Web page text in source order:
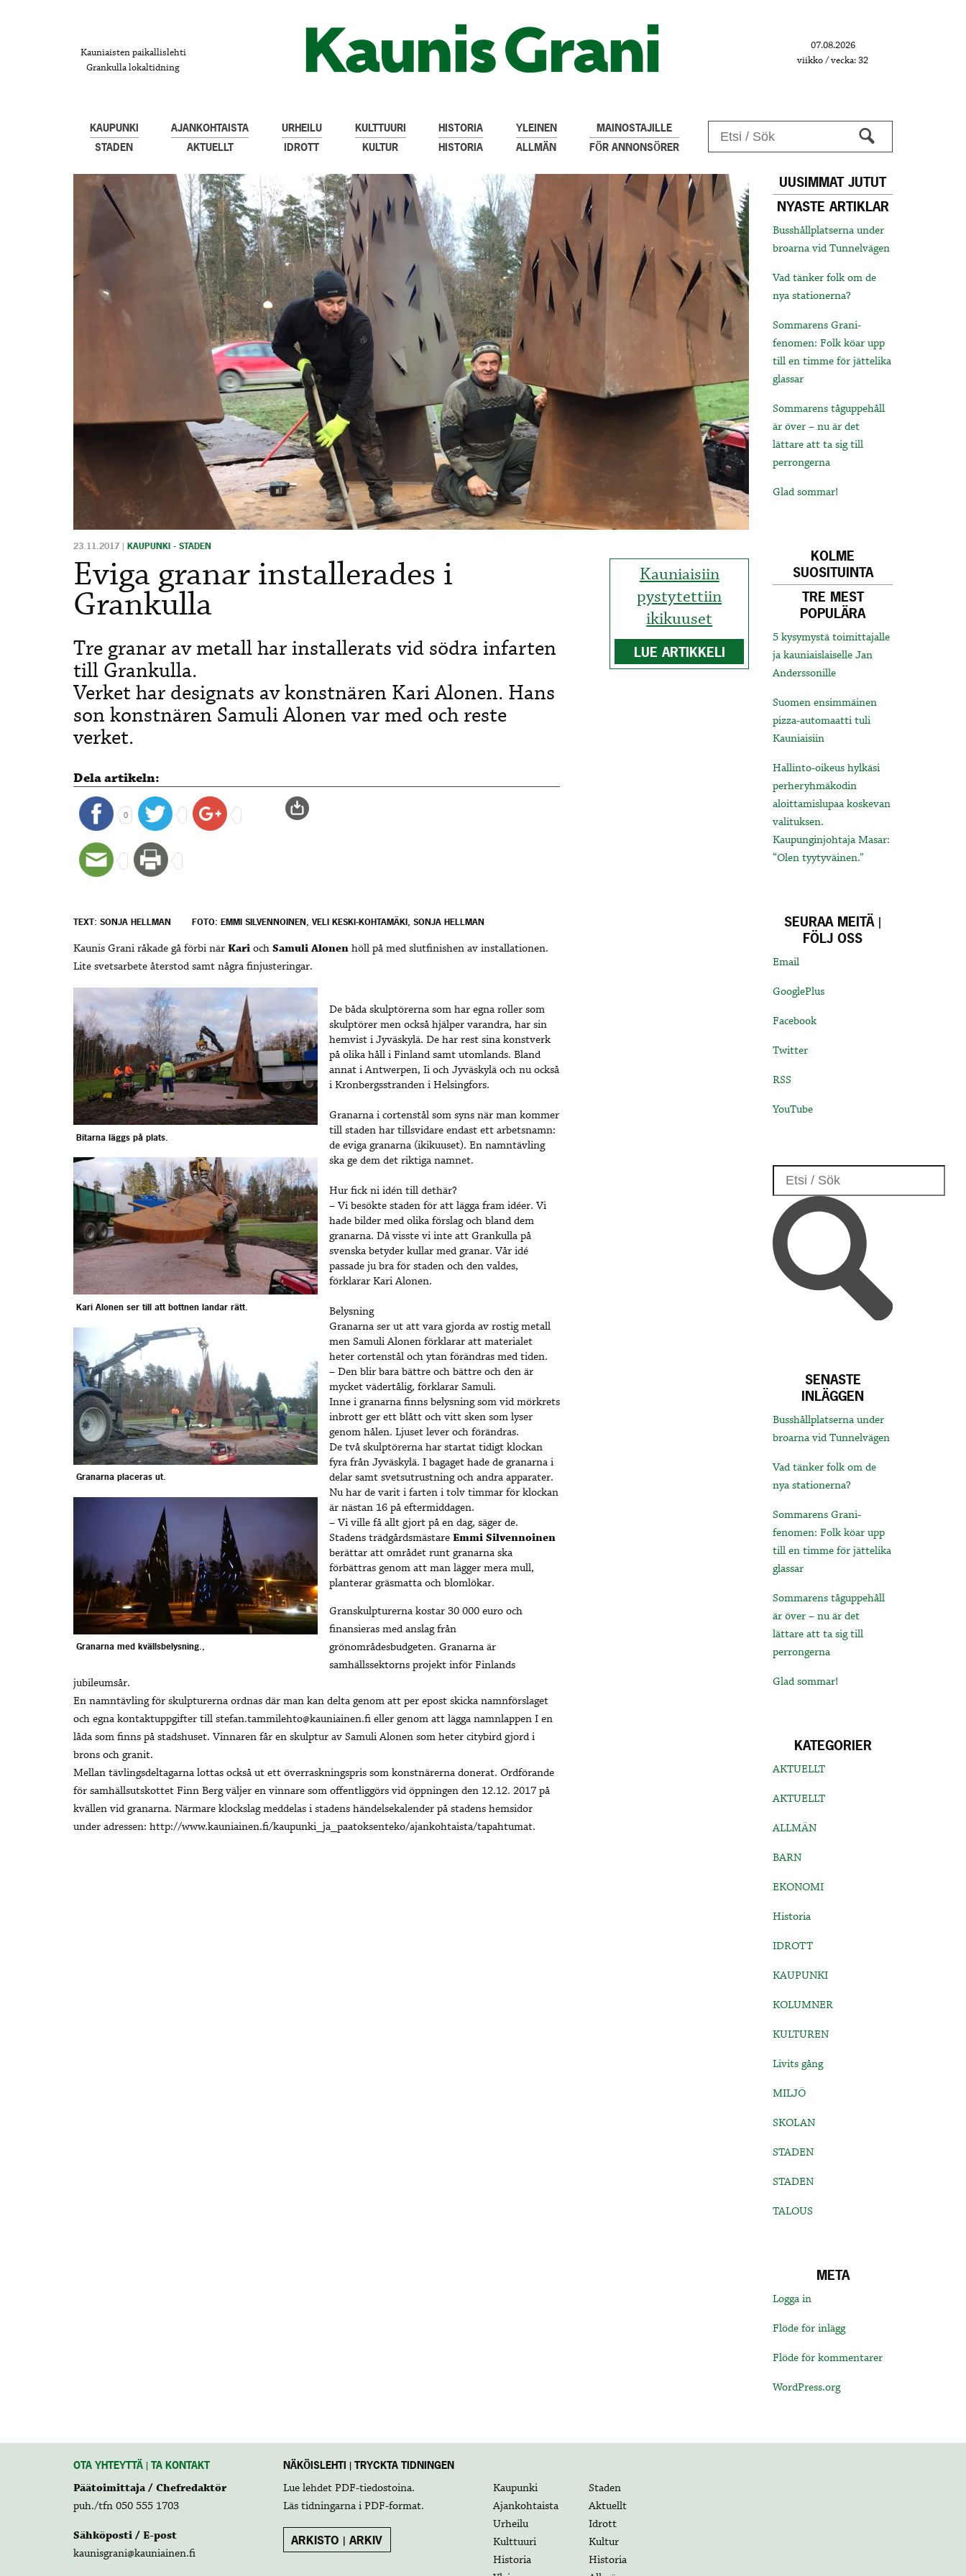
Kauniaisten paikallislehti
Grankulla lokaltidning
07.08.2026
viikko / vecka: 32
KAUPUNKI
STADEN
AJANKOHTAISTA
AKTUELLT
URHEILU
IDROTT
KULTTUURI
KULTUR
HISTORIA
HISTORIA
YLEINEN
ALLMÄN
MAINOSTAJILLE
FÖR ANNONSÖRER
Kauniaisiin
pystytettiin
ikikuuset
LUE ARTIKKELI
23.11.2017 | KAUPUNKI - STADEN
Eviga granar installerades i
Grankulla
Tre granar av metall har installerats vid södra infarten
till Grankulla.
Verket har designats av konstnären Kari Alonen. Hans
son konstnären Samuli Alonen var med och reste
verket.
Dela artikeln:
0
TEXT: SONJA HELLMAN FOTO: EMMI SILVENNOINEN, VELI KESKI-KOHTAMÄKI, SONJA HELLMAN
Kaunis Grani råkade gå förbi när Kari och Samuli Alonen höll på med slutfinishen av installationen.
Lite svetsarbete återstod samt några finjusteringar.
Bitarna läggs på plats.
De båda skulptörerna som har egna roller som
skulptörer men också hjälper varandra, har sin
hemvist i Jyväskylä. De har rest sina konstverk
på olika håll i Finland samt utomlands. Bland
annat i Antwerpen, Ii och Jyväskylä och nu också
i Kronbergsstranden i Helsingfors.
Kari Alonen ser till att bottnen landar rätt.
Granarna i cortenstål som syns när man kommer
till staden har tillsvidare endast ett arbetsnamn:
de eviga granarna (ikikuuset). En namntävling
ska ge dem det riktiga namnet.
Granarna placeras ut.
Hur fick ni idén till dethär?
– Vi besökte staden för att lägga fram idéer. Vi
hade bilder med olika förslag och bland dem
granarna. Då visste vi inte att Grankulla på
svenska betyder kullar med granar. Vår idé
passade ju bra för staden och den valdes,
förklarar Kari Alonen.
Granarna med kvällsbelysning.,
Belysning
Granarna ser ut att vara gjorda av rostig metall
men Samuli Alonen förklarar att materialet
heter cortenstål och ytan förändras med tiden.
– Den blir bara bättre och bättre och den är
mycket vädertålig, förklarar Samuli.
Inne i granarna finns belysning som vid mörkrets
inbrott ger ett blått och vitt sken som lyser
genom hålen. Ljuset lever och förändras.
De två skulptörerna har startat tidigt klockan
fyra från Jyväskylä. I bagaget hade de granarna i
delar samt svetsutrustning och andra apparater.
Nu har de varit i farten i tolv timmar för klockan
är nästan 16 på eftermiddagen.
– Vi ville få allt gjort på en dag, säger de.
Stadens trädgårdsmästare Emmi Silvennoinen
berättar att området runt granarna ska
förbättras genom att man lägger mera mull,
planterar gräsmatta och blomlökar.
Granskulpturerna kostar 30 000 euro och
finansieras med anslag från
grönområdesbudgeten. Granarna är
samhällssektorns projekt inför Finlands
jubileumsår.
En namntävling för skulpturerna ordnas där man kan delta genom att per epost skicka namnförslaget
och egna kontaktuppgifter till stefan.tammilehto@kauniainen.fi eller genom att lägga namnlappen I en
låda som finns på stadshuset. Vinnaren får en skulptur av Samuli Alonen som heter citybird gjord i
brons och granit.
Mellan tävlingsdeltagarna lottas också ut ett överraskningspris som konstnärerna donerat. Ordförande
för samhällsutskottet Finn Berg väljer en vinnare som offentliggörs vid öppningen den 12.12. 2017 på
kvällen vid granarna. Närmare klockslag meddelas i stadens händelsekalender på stadens hemsidor
under adressen: http://www.kauniainen.fi/kaupunki_ja_paatoksenteko/ajankohtaista/tapahtumat.
UUSIMMAT JUTUT
NYASTE ARTIKLAR
Busshållplatserna under
broarna vid Tunnelvägen
Vad tänker folk om de
nya stationerna?
Sommarens Grani-
fenomen: Folk köar upp
till en timme för jättelika
glassar
Sommarens tåguppehåll
är över – nu är det
lättare att ta sig till
perrongerna
Glad sommar!
KOLME
SUOSITUINTA
TRE MEST
POPULÄRA
5 kysymystä toimittajalle
ja kauniaislaiselle Jan
Anderssonille
Suomen ensimmäinen
pizza-automaatti tuli
Kauniaisiin
Hallinto-oikeus hylkäsi
perheryhmäkodin
aloittamislupaa koskevan
valituksen.
Kaupunginjohtaja Masar:
“Olen tyytyväinen.”
SEURAA MEITÄ |
FÖLJ OSS
Email
GooglePlus
Facebook
Twitter
RSS
YouTube
SENASTE
INLÄGGEN
Busshållplatserna under
broarna vid Tunnelvägen
Vad tänker folk om de
nya stationerna?
Sommarens Grani-
fenomen: Folk köar upp
till en timme för jättelika
glassar
Sommarens tåguppehåll
är över – nu är det
lättare att ta sig till
perrongerna
Glad sommar!
KATEGORIER
AKTUELLT
AKTUELLT
ALLMÄN
BARN
EKONOMI
Historia
IDROTT
KAUPUNKI
KOLUMNER
KULTUREN
Livits gång
MILJÖ
SKOLAN
STADEN
STADEN
TALOUS
META
Logga in
Flöde för inlägg
Flöde för kommentarer
WordPress.org
OTA YHTEYTTÄ | TA KONTAKT
Päätoimittaja / Chefredaktör
puh./tfn 050 555 1703
Sähköposti / E-post
kaunisgrani@kauniainen.fi
NÄKÖISLEHTI | TRYCKTA TIDNINGEN
Lue lehdet PDF-tiedostoina.
Läs tidningarna i PDF-format.
ARKISTO | ARKIV
Kaupunki
Staden
Ajankohtaista
Aktuellt
Urheilu
Idrott
Kulttuuri
Kultur
Historia
Historia